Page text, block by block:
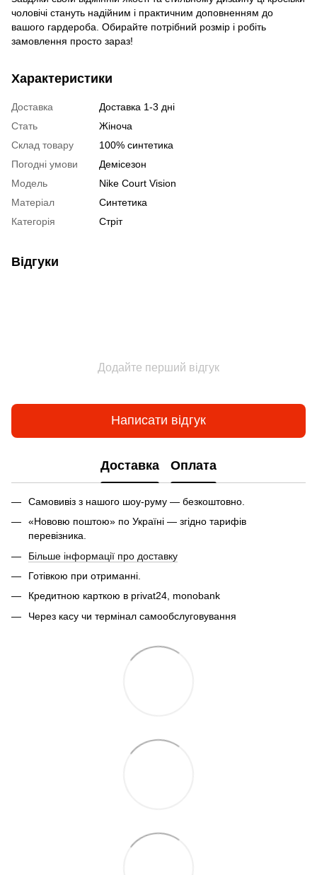
чоловічі стануть надійним і практичним доповненням до
вашого гардероба. Обирайте потрібний розмір і робіть
замовлення просто зараз!
Характеристики
Доставка
Доставка 1-3 дні
Стать
Жіноча
Склад товару
100% синтетика
Погодні умови
Демісезон
Модель
Nike Court Vision
Матеріал
Синтетика
Категорія
Стріт
Відгуки
Додайте перший відгук
Написати відгук
Доставка Оплата
Самовивіз з нашого шоу-руму — безкоштовно.
«Нововю поштою» по Україні — згідно тарифів
перевізника.
Більше інформації про доставку
Готівкою при отриманні.
Кредитною карткою в privat24, monobank
Через касу чи термінал самообслуговування